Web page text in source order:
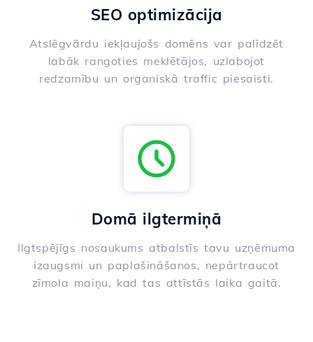
SEO optimizācija
Atslēgvārdu iekļaujošs domēns var palīdzēt
labāk rangoties meklētājos, uzlabojot
redzamību un organiskā traffic piesaisti.
Domā ilgtermiņā
Ilgtspējīgs nosaukums atbalstīs tavu uzņēmuma
izaugsmi un paplašināšanos, nepārtraucot
zīmola maiņu, kad tas attīstās laika gaitā.